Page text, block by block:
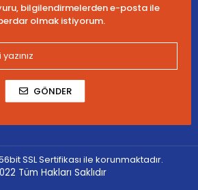
bilgilendirmelerden e-posta ile
olmak istiyorum.
GÖNDER
SSL Sertifikası ile korunmaktadır.
Tüm Hakları Saklıdır